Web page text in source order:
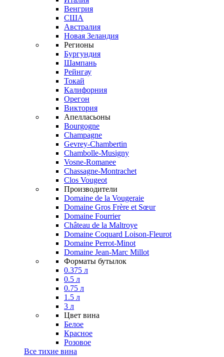
Венгрия
США
Австралия
Новая Зеландия
Регионы
Бургундия
Шампань
Рейнгау
Токай
Калифорния
Орегон
Виктория
Апелласьоны
Bourgogne
Champagne
Gevrey-Chambertin
Chambolle-Musigny
Vosne-Romanee
Chassagne-Montrachet
Clos Vougeot
Производители
Domaine de la Vougeraie
Domaine Gros Frère et Sœur
Domaine Fourrier
Château de la Maltroye
Domaine Coquard Loison-Fleurot
Domaine Perrot-Minot
Domaine Jean-Marc Millot
Форматы бутылок
0.375 л
0.5 л
0.75 л
1.5 л
3 л
Цвет вина
Белое
Красное
Розовое
Все тихие вина